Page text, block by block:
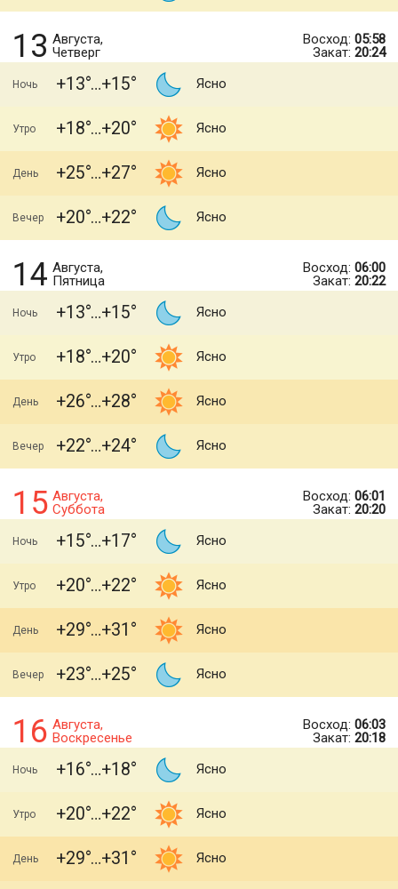
13 Августа,
Четверг
Восход: 05:58
Закат: 20:24
Ночь +13 +15 Ясно
Утро +18 +20 Ясно
День +25 +27 Ясно
Вечер +20 +22 Ясно
14 Августа,
Пятница
Восход: 06:00
Закат: 20:22
Ночь +13 +15 Ясно
Утро +18 +20 Ясно
День +26 +28 Ясно
Вечер +22 +24 Ясно
15 Августа,
Суббота
Восход: 06:01
Закат: 20:20
Ночь +15 +17 Ясно
Утро +20 +22 Ясно
День +29 +31 Ясно
Вечер +23 +25 Ясно
16 Августа,
Воскресенье
Восход: 06:03
Закат: 20:18
Ночь +16 +18 Ясно
Утро +20 +22 Ясно
День +29 +31 Ясно